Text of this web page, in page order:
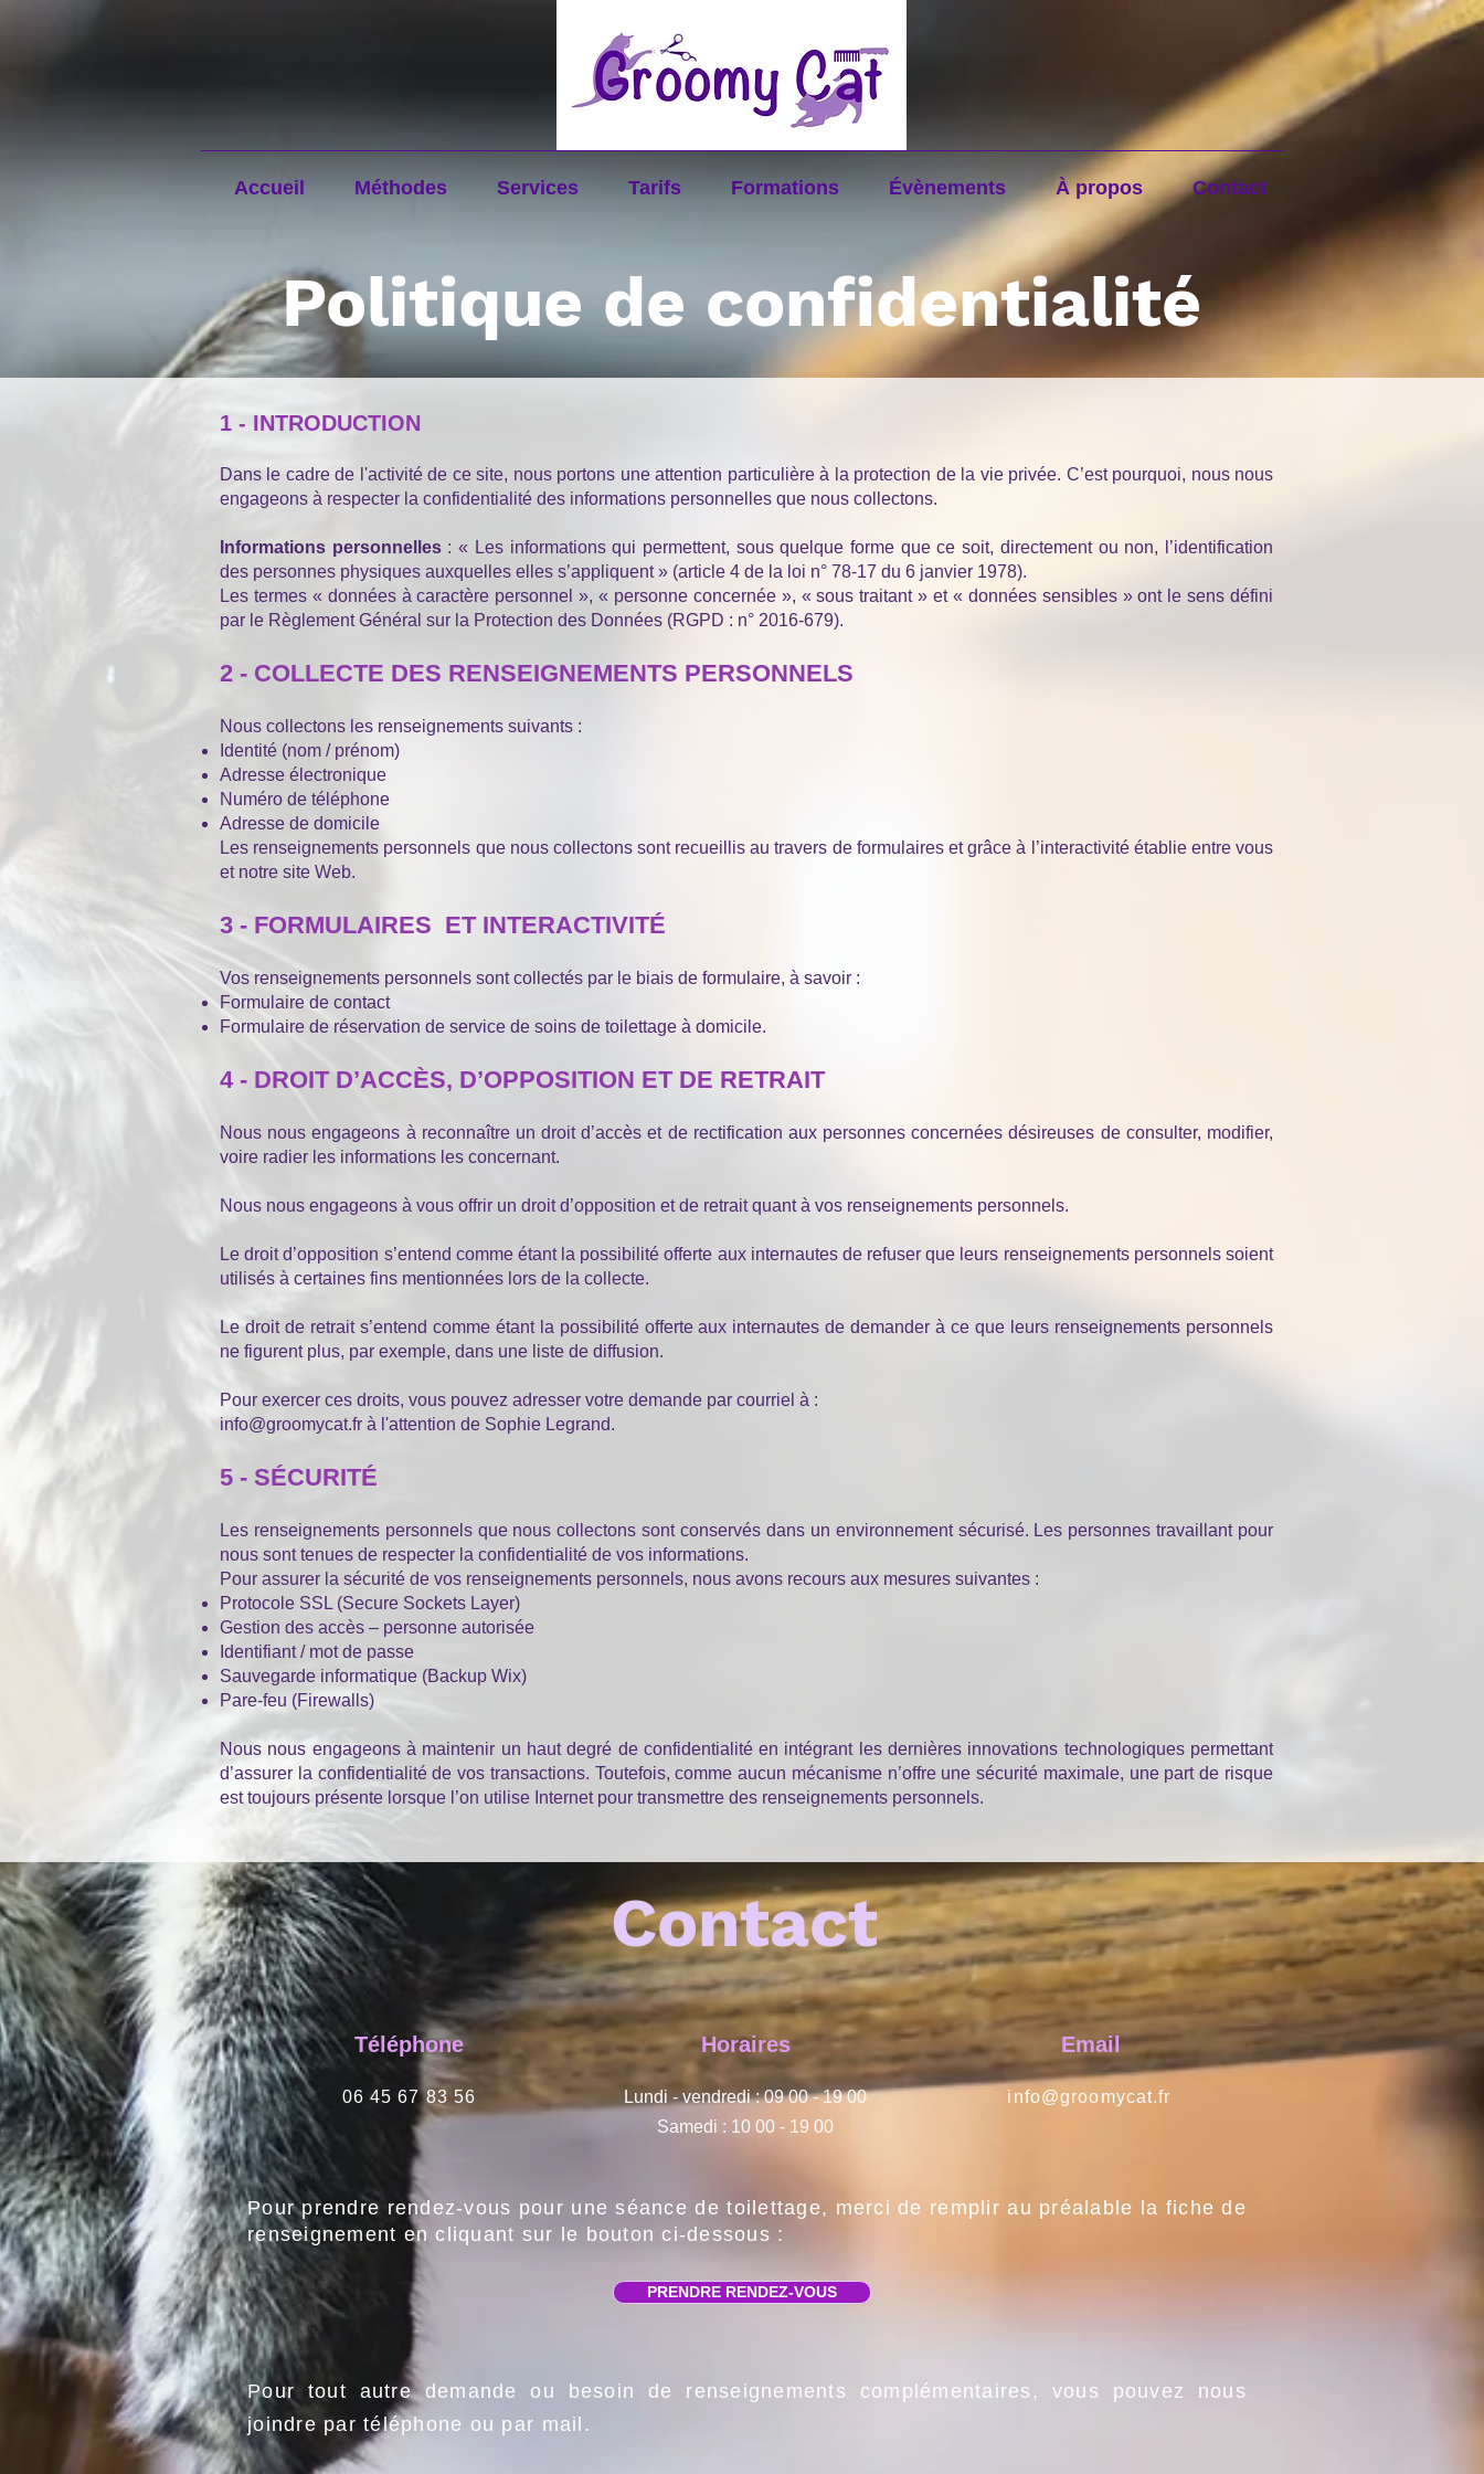
Accueil Méthodes Services Tarifs Formations Évènements À propos Contact
Politique de confidentialité
1 - INTRODUCTION
Dans le cadre de l'activité de ce site, nous portons une attention particulière à la protection de la vie privée. C’est pourquoi, nous nous
engageons à respecter la confidentialité des informations personnelles que nous collectons.
Informations personnelles: « Les informations qui permettent, sous quelque forme que ce soit, directement ou non, l’identification
des personnes physiques auxquelles elles s’appliquent » (article 4 de la loi n° 78-17 du 6 janvier 1978).
Les termes « données à caractère personnel », « personne concernée », « sous traitant » et « données sensibles » ont le sens défini
par le Règlement Général sur la Protection des Données (RGPD : n° 2016-679).
2 - COLLECTE DES RENSEIGNEMENTS PERSONNELS
Nous collectons les renseignements suivants :
Identité (nom / prénom)
Adresse électronique
Numéro de téléphone
Adresse de domicile
Les renseignements personnels que nous collectons sont recueillis au travers de formulaires et grâce à l’interactivité établie entre vous
et notre site Web.
3 - FORMULAIRES ET INTERACTIVITÉ
Vos renseignements personnels sont collectés par le biais de formulaire, à savoir :
Formulaire de contact
Formulaire de réservation de service de soins de toilettage à domicile.
4 - DROIT D’ACCÈS, D’OPPOSITION ET DE RETRAIT
Nous nous engageons à reconnaître un droit d’accès et de rectification aux personnes concernées désireuses de consulter, modifier,
voire radier les informations les concernant.
Nous nous engageons à vous offrir un droit d’opposition et de retrait quant à vos renseignements personnels.
Le droit d’opposition s’entend comme étant la possibilité offerte aux internautes de refuser que leurs renseignements personnels soient
utilisés à certaines fins mentionnées lors de la collecte.
Le droit de retrait s’entend comme étant la possibilité offerte aux internautes de demander à ce que leurs renseignements personnels
ne figurent plus, par exemple, dans une liste de diffusion.
Pour exercer ces droits, vous pouvez adresser votre demande par courriel à :
info@groomycat.fr à l'attention de Sophie Legrand.
5 - SÉCURITÉ
Les renseignements personnels que nous collectons sont conservés dans un environnement sécurisé. Les personnes travaillant pour
nous sont tenues de respecter la confidentialité de vos informations.
Pour assurer la sécurité de vos renseignements personnels, nous avons recours aux mesures suivantes :
Protocole SSL (Secure Sockets Layer)
Gestion des accès – personne autorisée
Identifiant / mot de passe
Sauvegarde informatique (Backup Wix)
Pare-feu (Firewalls)
Nous nous engageons à maintenir un haut degré de confidentialité en intégrant les dernières innovations technologiques permettant
d’assurer la confidentialité de vos transactions. Toutefois, comme aucun mécanisme n’offre une sécurité maximale, une part de risque
est toujours présente lorsque l’on utilise Internet pour transmettre des renseignements personnels.
Contact
Téléphone
06 45 67 83 56
Horaires
Lundi - vendredi : 09 00 - 19 00
Samedi : 10 00 - 19 00
Email
info@groomycat.fr
Pour prendre rendez-vous pour une séance de toilettage, merci de remplir au préalable la fiche de
renseignement en cliquant sur le bouton ci-dessous :
Pour tout autre demande ou besoin de renseignements complémentaires, vous pouvez nous
joindre par téléphone ou par mail.
PRENDRE RENDEZ-VOUS